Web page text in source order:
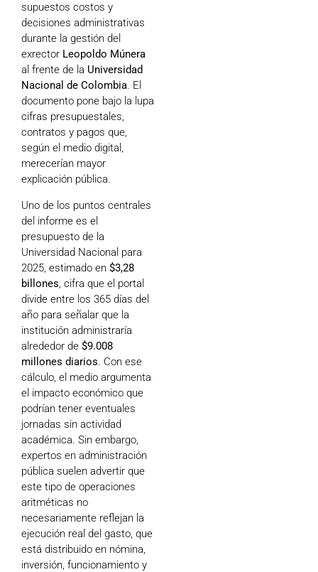
supuestos costos y
decisiones administrativas
durante la gestión del
exrector Leopoldo Múnera
al frente de la Universidad
Nacional de Colombia. El
documento pone bajo la lupa
cifras presupuestales,
contratos y pagos que,
según el medio digital,
merecerían mayor
explicación pública.
Uno de los puntos centrales
del informe es el
presupuesto de la
Universidad Nacional para
2025, estimado en $3,28
billones , cifra que el portal
divide entre los 365 días del
año para señalar que la
institución administraría
alrededor de $9.008
millones diarios. Con ese
cálculo, el medio argumenta
el impacto económico que
podrían tener eventuales
jornadas sin actividad
académica. Sin embargo,
expertos en administración
pública suelen advertir que
este tipo de operaciones
aritméticas no
necesariamente reflejan la
ejecución real del gasto, que
está distribuido en nómina,
inversión, funcionamiento y